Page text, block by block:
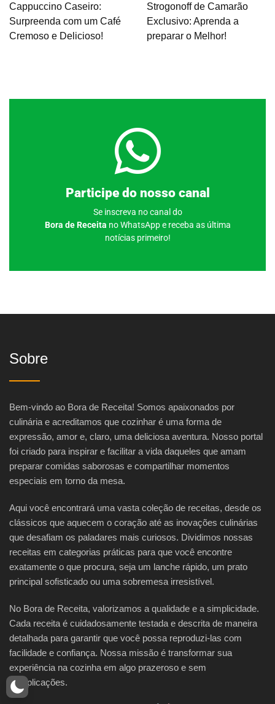
Cappuccino Caseiro:
Surpreenda com um Café
Cremoso e Delicioso!
Strogonoff de Camarão
Exclusivo: Aprenda a
preparar o Melhor!
Participe do nosso canal
Se inscreva no canal do
Bora de Receita no WhatsApp e receba as última
notícias primeiro!
Clique aqui
Sobre
Bem-vindo ao Bora de Receita! Somos apaixonados por
culinária e acreditamos que cozinhar é uma forma de
expressão, amor e, claro, uma deliciosa aventura. Nosso portal
foi criado para inspirar e facilitar a vida daqueles que amam
preparar comidas saborosas e compartilhar momentos
especiais em torno da mesa.
Aqui você encontrará uma vasta coleção de receitas, desde os
clássicos que aquecem o coração até as inovações culinárias
que desafiam os paladares mais curiosos. Dividimos nossas
receitas em categorias práticas para que você encontre
exatamente o que procura, seja um lanche rápido, um prato
principal sofisticado ou uma sobremesa irresistível.
No Bora de Receita, valorizamos a qualidade e a simplicidade.
Cada receita é cuidadosamente testada e descrita de maneira
detalhada para garantir que você possa reproduzi-las com
facilidade e confiança. Nossa missão é transformar sua
experiência na cozinha em algo prazeroso e sem
complicações.